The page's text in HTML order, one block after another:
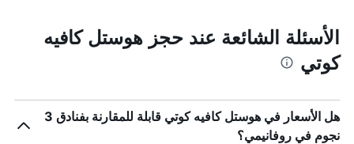
الأسئلة الشائعة عند حجز هوستل كافيه
كوتي
هل الأسعار في هوستل كافيه كوتي قابلة للمقارنة بفنادق 3
نجوم في روفانيمي؟